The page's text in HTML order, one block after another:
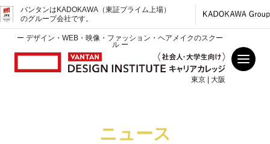
バンタンはKADOKAWA（東証プライム上場）
のグループ会社です。
ー デザイン・WEB・映像・ファッション・ヘアメイクのスクー
ル ー
東京 | 大阪
ニュース